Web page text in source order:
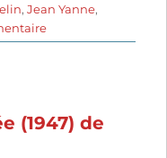
,Jean Yanne,
sur
Erotissimo
Pirès
(1947) de